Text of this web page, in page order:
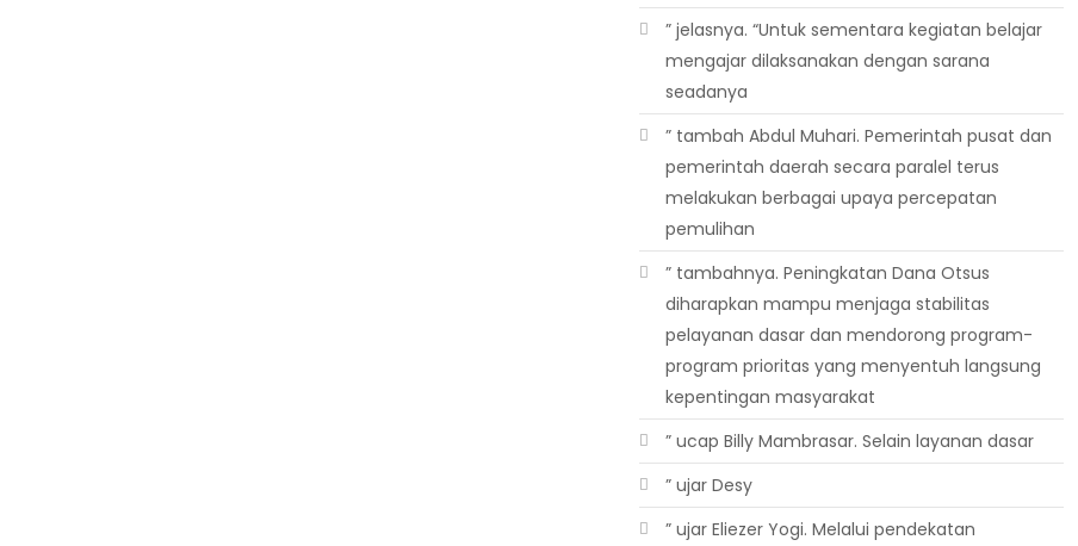
” jelasnya. “Untuk sementara kegiatan belajar
mengajar dilaksanakan dengan sarana
seadanya
” tambah Abdul Muhari. Pemerintah pusat dan
pemerintah daerah secara paralel terus
melakukan berbagai upaya percepatan
pemulihan
” tambahnya. Peningkatan Dana Otsus
diharapkan mampu menjaga stabilitas
pelayanan dasar dan mendorong program-
program prioritas yang menyentuh langsung
kepentingan masyarakat
” ucap Billy Mambrasar. Selain layanan dasar
” ujar Desy
” ujar Eliezer Yogi. Melalui pendekatan